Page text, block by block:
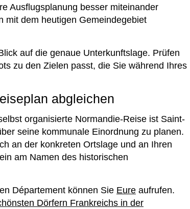
Ausflugsplanung besser miteinander
mit dem heutigen Gemeindegebiet
auf die genaue Unterkunftslage. Prüfen
zu den Zielen passt, die Sie während Ihres
abgleichen
organisierte Normandie-Reise ist Saint-
seine kommunale Einordnung zu planen.
an der konkreten Ortslage und an Ihren
am Namen des historischen
Département können Sie Eure aufrufen.
Dörfern Frankreichs in der